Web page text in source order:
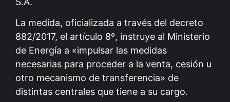
La medida, oficializada a través del decreto
882/2017, el artículo 8º, instruye al Ministerio
de Energía a «impulsar las medidas
necesarias para proceder a la venta, cesión u
otro mecanismo de transferencia» de
distintas centrales que tiene a su cargo.